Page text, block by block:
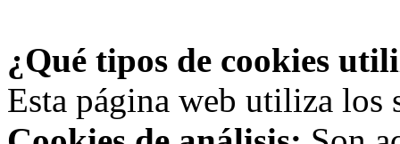
¿Qué tipos de cookies
Esta página web utiliza los